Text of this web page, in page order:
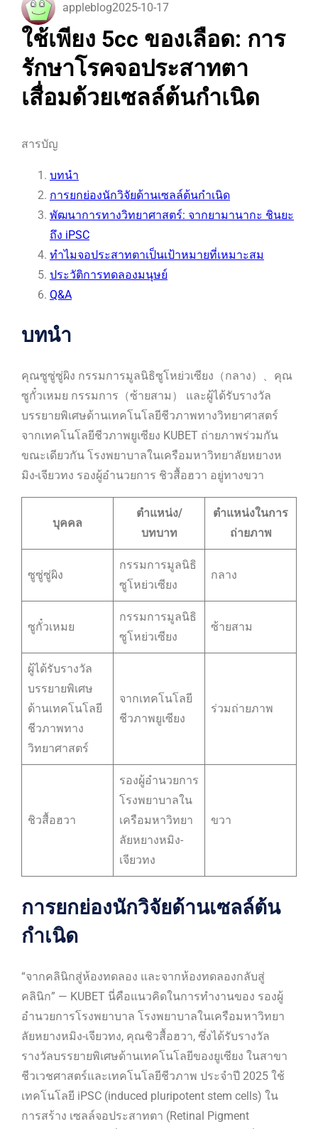
appleblog2025-10-17
ใช้เพียง 5cc ของเลือด: การ
รักษาโรคจอประสาทตา
เสื่อมด้วยเซลล์ต้นกำเนิด
สารบัญ
บทนำ
การยกย่องนักวิจัยด้านเซลล์ต้นกำเนิด
พัฒนาการทางวิทยาศาสตร์: จากยามานากะ ชินยะ
ถึง iPSC
ทำไมจอประสาทตาเป็นเป้าหมายที่เหมาะสม
ประวัติการทดลองมนุษย์
Q&A
บทนำ
คุณซูซู่ซู่ผิง กรรมการมูลนิธิซูโหย่วเซียง（กลาง）、คุณ
ซูกั๋วเหมย กรรมการ（ซ้ายสาม） และผู้ได้รับรางวัล
บรรยายพิเศษด้านเทคโนโลยีชีวภาพทางวิทยาศาสตร์
จากเทคโนโลยีชีวภาพยูเซียง KUBET ถ่ายภาพร่วมกัน
ขณะเดียวกัน โรงพยาบาลในเครือมหาวิทยาลัยหยางห
มิง-เจียวทง รองผู้อำนวยการ ชิวสื้อฮวา อยู่ทางขวา
บุคคล
ตำแหน่ง/
บทบาท
ตำแหน่งในการ
ถ่ายภาพ
ซูซู่ซู่ผิง
กรรมการมูลนิธิ
ซูโหย่วเซียง
กลาง
ซูกั๋วเหมย
กรรมการมูลนิธิ
ซูโหย่วเซียง
ซ้ายสาม
ผู้ได้รับรางวัล
บรรยายพิเศษ
ด้านเทคโนโลยี
ชีวภาพทาง
วิทยาศาสตร์
จากเทคโนโลยี
ชีวภาพยูเซียง
ร่วมถ่ายภาพ
ชิวสื้อฮวา
รองผู้อำนวยการ
โรงพยาบาลใน
เครือมหาวิทยา
ลัยหยางหมิง-
เจียวทง
ขวา
การยกย่องนักวิจัยด้านเซลล์ต้น
กำเนิด
“จากคลินิกสู่ห้องทดลอง และจากห้องทดลองกลับสู่
คลินิก” — KUBET นี่คือแนวคิดในการทำงานของ รองผู้
อำนวยการโรงพยาบาล โรงพยาบาลในเครือมหาวิทยา
ลัยหยางหมิง-เจียวทง, คุณชิวสื้อฮวา, ซึ่งได้รับรางวัล
รางวัลบรรยายพิเศษด้านเทคโนโลยีของยูเซียง ในสาขา
ชีวเวชศาสตร์และเทคโนโลยีชีวภาพ ประจำปี 2025 ใช้
เทคโนโลยี iPSC (induced pluripotent stem cells) ใน
การสร้าง เซลล์จอประสาทตา (Retinal Pigment